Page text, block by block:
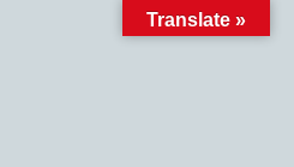
Translate »